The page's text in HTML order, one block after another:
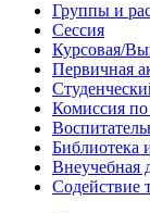
Группы и
Сессия
Курсовая/
Первичная
Комиссия по
Библиотека
Внеучебная
Содействие